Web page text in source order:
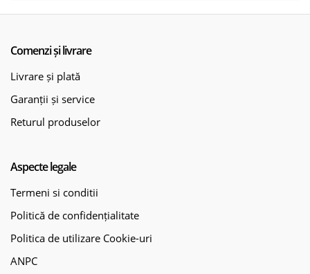
Comenzi și livrare
Livrare și plată
Garanții și service
Returul produselor
Aspecte legale
Termeni si conditii
Politică de confidențialitate
Politica de utilizare Cookie-uri
ANPC